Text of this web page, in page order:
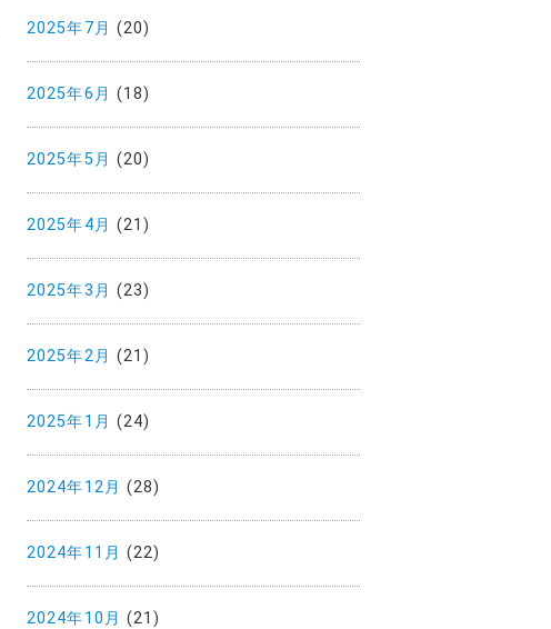
2025年7月 (20)
2025年6月 (18)
2025年5月 (20)
2025年4月 (21)
2025年3月 (23)
2025年2月 (21)
2025年1月 (24)
2024年12月 (28)
2024年11月 (22)
2024年10月 (21)